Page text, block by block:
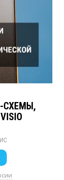
СХЕМЫ,